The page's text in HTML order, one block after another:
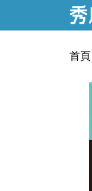
首頁